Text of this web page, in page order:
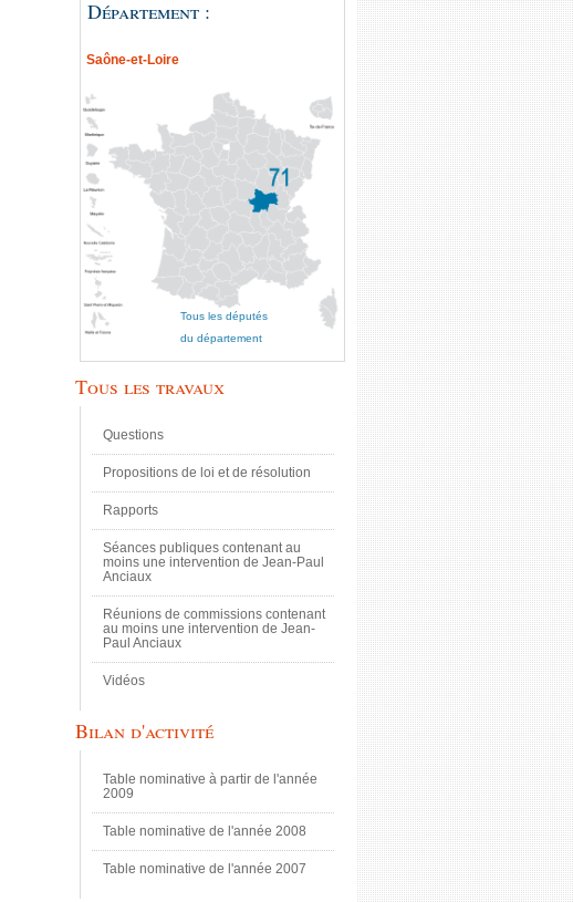
Département :
Saône-et-Loire
Tous les députés
du département
Tous les travaux
Questions
Propositions de loi et de résolution
Rapports
Séances publiques contenant au
moins une intervention de Jean-Paul
Anciaux
Réunions de commissions contenant
au moins une intervention de Jean-
Paul Anciaux
Vidéos
Bilan d'activité
Table nominative à partir de l'année
2009
Table nominative de l'année 2008
Table nominative de l'année 2007